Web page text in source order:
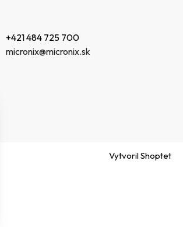
+421 484 725 700
micronix@micronix.sk
Vytvoril Shoptet